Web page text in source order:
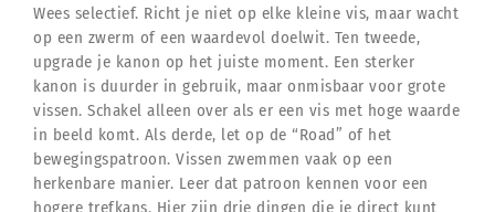
Wees selectief. Richt je niet op elke kleine vis, maar wacht
op een zwerm of een waardevol doelwit. Ten tweede,
upgrade je kanon op het juiste moment. Een sterker
kanon is duurder in gebruik, maar onmisbaar voor grote
vissen. Schakel alleen over als er een vis met hoge waarde
in beeld komt. Als derde, let op de “Road” of het
bewegingspatroon. Vissen zwemmen vaak op een
herkenbare manier. Leer dat patroon kennen voor een
hogere trefkans. Hier zijn drie dingen die je direct kunt